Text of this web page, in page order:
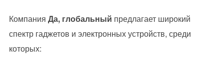
Компания Да, глобальный предлагает широкий
спектр гаджетов и электронных устройств, среди
которых: